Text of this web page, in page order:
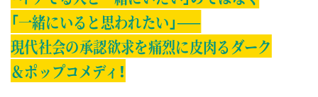
「一緒にいると思われたい」——
現代社会の承認欲求を痛烈に皮肉るダーク
＆ポップコメディ！